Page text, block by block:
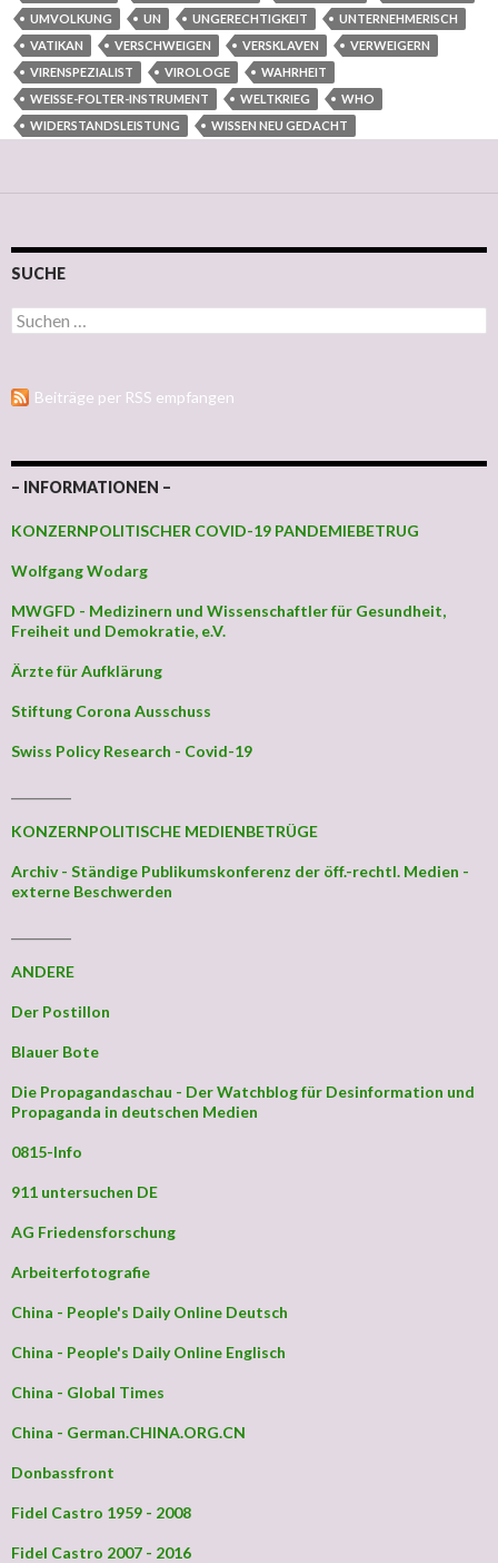
UMVOLKUNG
UN UNGERECHTIGKEIT
UNTERNEHMERISCH
VATIKAN
VERSCHWEIGEN VERSKLAVEN
VERWEIGERN
VIRENSPEZIALIST
VIROLOGE
WAHRHEIT
WEISSE-FOLTER-INSTRUMENT
WELTKRIEG
WHO
WIDERSTANDSLEISTUNG
WISSEN NEU GEDACHT
SUCHE
Suchen nach:
Beiträge per RSS empfangen
– INFORMATIONEN –
KONZERNPOLITISCHER COVID-19 PANDEMIEBETRUG
Wolfgang Wodarg
MWGFD - Medizinern und Wissenschaftler für Gesundheit,
Freiheit und Demokratie, e.V.
Ärzte für Aufklärung
Stiftung Corona Ausschuss
Swiss Policy Research - Covid-19
KONZERNPOLITISCHE MEDIENBETRÜGE
Archiv - Ständige Publikumskonferenz der öff.-rechtl. Medien -
externe Beschwerden
ANDERE
Der Postillon
Blauer Bote
Die Propagandaschau - Der Watchblog für Desinformation und
Propaganda in deutschen Medien
0815-Info
911 untersuchen DE
AG Friedensforschung
Arbeiterfotografie
China - People's Daily Online Deutsch
China - People's Daily Online Englisch
China - Global Times
China - German.CHINA.ORG.CN
Donbassfront
Fidel Castro 1959 - 2008
Fidel Castro 2007 - 2016